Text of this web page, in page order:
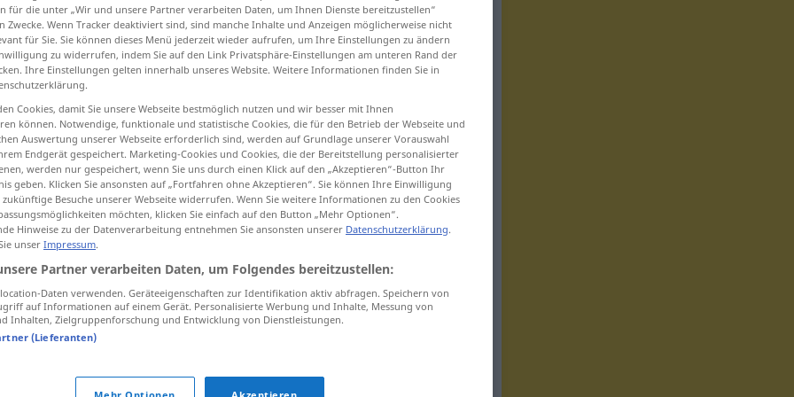
nombreux
famillenombreuse
foule nombreuse
für die unter „Wir und unsere Partner verarbeiten Daten, um Ihnen Dienste bereitzustellen“
Zwecke. Wenn Tracker deaktiviert sind, sind manche Inhalte und Anzeigen möglicherweise nicht
für Sie. Sie können dieses Menü jederzeit wieder aufrufen, um Ihre Einstellungen zu ändern
zu widerrufen, indem Sie auf den Link Privatsphäre-Einstellungen am unteren Rand der
Ihre Einstellungen gelten innerhalb unseres Website. Weitere Informationen finden Sie in
Cookies, damit Sie unsere Webseite bestmöglich nutzen und wir besser mit Ihnen
können. Notwendige, funktionale und statistische Cookies, die für den Betrieb der Webseite und
Auswertung unserer Webseite erforderlich sind, werden auf Grundlage unserer Vorauswahl
Endgerät gespeichert. Marketing-Cookies und Cookies, die der Bereitstellung personalisierter
werden nur gespeichert, wenn Sie uns durch einen Klick auf den „Akzeptieren“-Button Ihr
geben. Klicken Sie ansonsten auf „Fortfahren ohne Akzeptieren“. Sie können Ihre Einwilligung
Besuche unserer Webseite widerrufen. Wenn Sie weitere Informationen zu den Cookies
möchten, klicken Sie einfach auf den Button „Mehr Optionen“.
Hinweise zu der Datenverarbeitung entnehmen Sie ansonsten unserer Datenschutzerklärung.
unser Impressum.
Partner verarbeiten Daten, um Folgendes bereitzustellen:
Daten verwenden. Geräteeigenschaften zur Identifikation aktiv abfragen. Speichern von
auf Informationen auf einem Gerät. Personalisierte Werbung und Inhalte, Messung von
Inhalten, Zielgruppenforschung und Entwicklung von Dienstleistungen.
(Lieferanten)